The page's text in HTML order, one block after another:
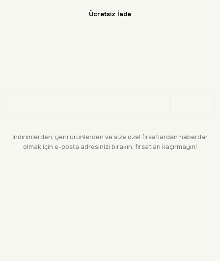
Ücretsiz İade
İndirimlerden, yeni ürünlerden ve size özel fırsatlardan haberdar
olmak için e-posta adresinizi bırakın, fırsatları kaçırmayın!